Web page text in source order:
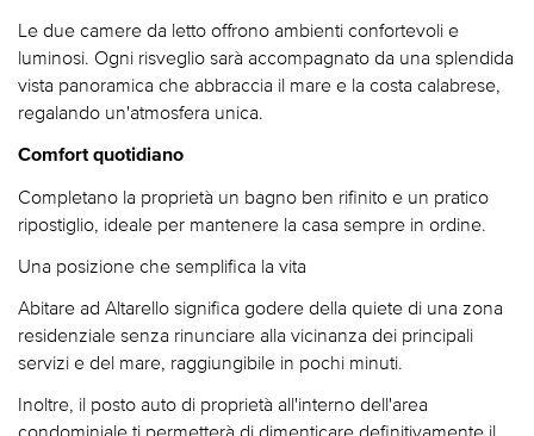
Le due camere da letto offrono ambienti confortevoli e
luminosi. Ogni risveglio sarà accompagnato da una splendida
vista panoramica che abbraccia il mare e la costa calabrese,
regalando un'atmosfera unica.
Comfort quotidiano
Completano la proprietà un bagno ben rifinito e un pratico
ripostiglio, ideale per mantenere la casa sempre in ordine.
Una posizione che semplifica la vita
Abitare ad Altarello significa godere della quiete di una zona
residenziale senza rinunciare alla vicinanza dei principali
servizi e del mare, raggiungibile in pochi minuti.
Inoltre, il posto auto di proprietà all'interno dell'area
condominiale ti permetterà di dimenticare definitivamente il